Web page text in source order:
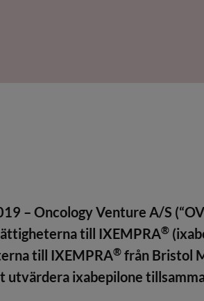
– Oncology Venture A/S
till IXEMPRA®
till IXEMPRA® från Bristol
ixabepilone